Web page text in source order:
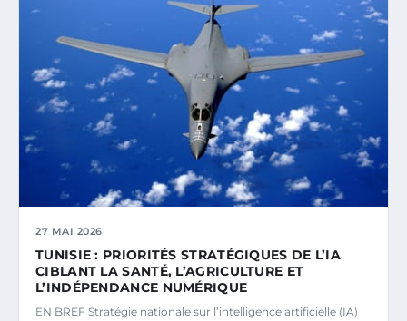
27 MAI 2026
TUNISIE : PRIORITÉS STRATÉGIQUES DE L’IA
CIBLANT LA SANTÉ, L’AGRICULTURE ET
L’INDÉPENDANCE NUMÉRIQUE
EN BREF Stratégie nationale sur l’intelligence artificielle (IA)